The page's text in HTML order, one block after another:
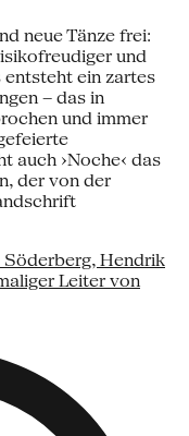
neue Tänze frei:
und
entsteht ein zartes
– das in
und immer
auch ›Noche‹ das
der von der
Hendrik
Leiter von